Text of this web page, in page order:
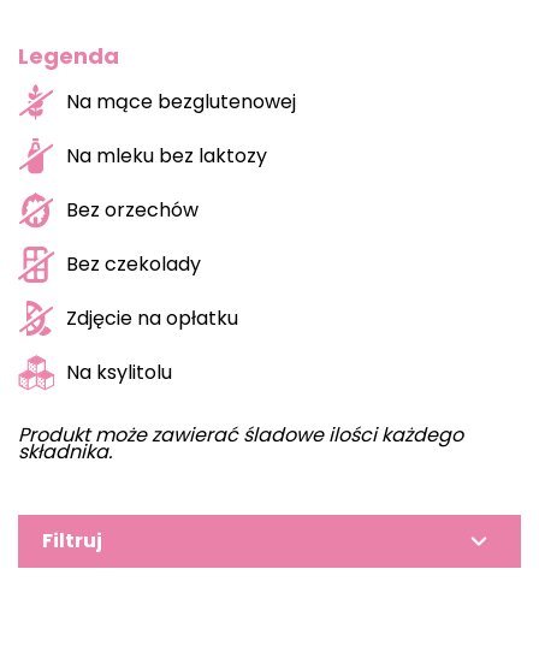
Legenda
Na mące bezglutenowej
Na mleku bez laktozy
Bez orzechów
Bez czekolady
Zdjęcie na opłatku
Na ksylitolu
Produkt może zawierać śladowe ilości każdego
składnika.
Filtruj